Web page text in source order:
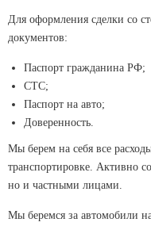
Для оформления сделки со
документов:
Паспорт гражданина РФ;
CТС;
Паспорт на авто;
Доверенность.
Мы берем на себя все
транспортировке. Активно
но и частными лицами.
Мы беремся за автомобили